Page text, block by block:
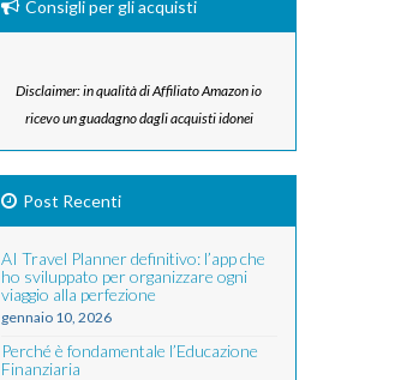
Consigli per gli acquisti
Disclaimer: in qualità di Affiliato Amazon io
ricevo un guadagno dagli acquisti idonei
Post Recenti
AI Travel Planner definitivo: l’app che
ho sviluppato per organizzare ogni
viaggio alla perfezione
gennaio 10, 2026
Perché è fondamentale l’Educazione
Finanziaria